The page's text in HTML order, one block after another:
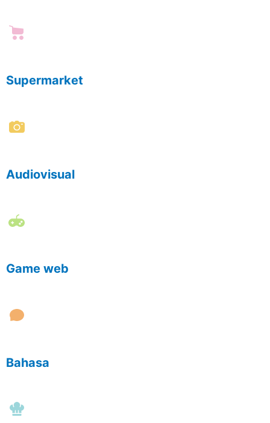
Supermarket
Audiovisual
Game web
Bahasa